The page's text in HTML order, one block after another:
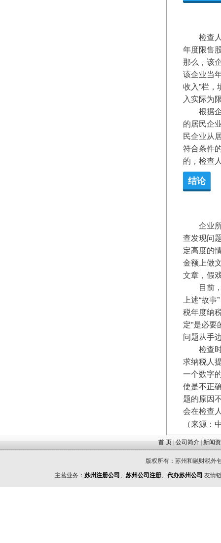
检查人
年度限售
那么，该
该企业当
收入”栏
入实际为
根据企
的居民企
民企业从
符合条件
的，检查
结论
企业所
查发现问
定高度的
金额上做
文章，假
目前，
上述“故事
税年度纳
定”是必
问题从手
检查时
求纳税人
一个数字
使是不正
题的原因
会在检查
（来源：
首 页| 公司简介| 新闻
版权所有：苏州和融财税外
主营业务： 苏州注册公司 、 苏州公司注册、 代办苏州公司 友情